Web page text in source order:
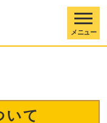
メニュー
いて